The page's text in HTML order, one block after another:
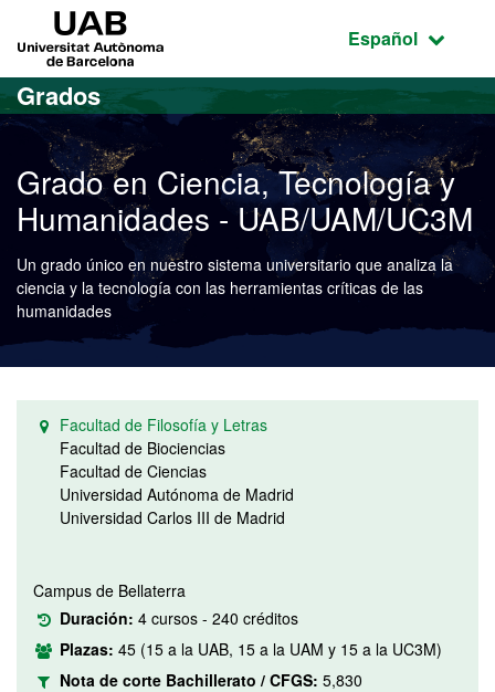
Acceso al contenido principal
Acceso a la navegación de la página
Idioma
Español
Grados
Grado en Ciencia, Tecnología y
Humanidades - UAB/UAM/UC3M
Un grado único en nuestro sistema universitario que analiza la
ciencia y la tecnología con las herramientas críticas de las
humanidades
Facultad de Filosofía y Letras
Facultad de Biociencias
Facultad de Ciencias
Universidad Autónoma de Madrid
Universidad Carlos III de Madrid
Campus de Bellaterra
Duración: 4 cursos - 240 créditos
Plazas: 45 (15 a la UAB, 15 a la UAM y 15 a la UC3M)
Nota de corte Bachillerato / CFGS: 5,830